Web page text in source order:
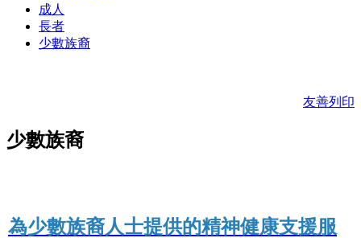
成人
長者
少數族裔
友善列印
少數族裔
為少數族裔人士提供的精神健康支援服